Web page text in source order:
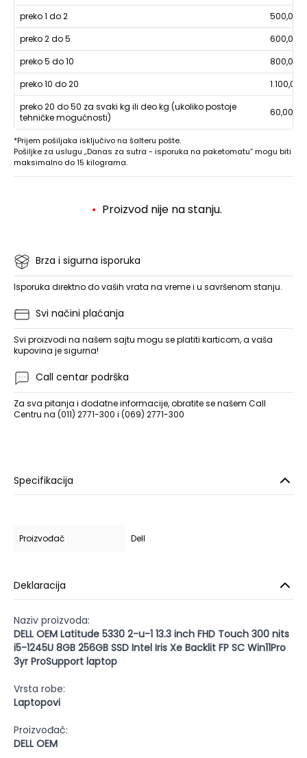
preko 1 do 2
500,00
preko 2 do 5
600,00
preko 5 do 10
800,00
preko 10 do 20
1.100,00
preko 20 do 50 za svaki kg ili deo kg (ukoliko postoje
tehničke mogućnosti)
60,00
*Prijem pošiljaka isključivo na šalteru pošte.
Pošiljke za uslugu „Danas za sutra - isporuka na paketomatu“ mogu biti
maksimalno do 15 kilograma.
Proizvod nije na stanju.
Brza i sigurna isporuka
Isporuka direktno do vaših vrata na vreme i u savršenom stanju.
Svi načini plaćanja
Svi proizvodi na našem sajtu mogu se platiti karticom, a vaša
kupovina je sigurna!
Call centar podrška
Za sva pitanja i dodatne informacije, obratite se našem Call
Centru na (011) 2771-300 i (069) 2771-300
Specifikacija
Proizvođač Dell
Deklaracija
Naziv proizvoda:
DELL OEM Latitude 5330 2-u-1 13.3 inch FHD Touch 300 nits
i5-1245U 8GB 256GB SSD Intel Iris Xe Backlit FP SC Win11Pro
3yr ProSupport laptop
Vrsta robe:
Laptopovi
Proizvođač:
DELL OEM